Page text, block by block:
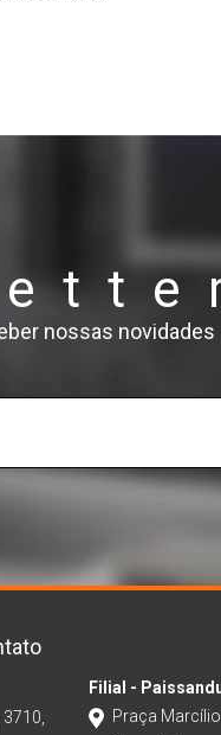
nossas novidades
Filial -
Praça Marcílio